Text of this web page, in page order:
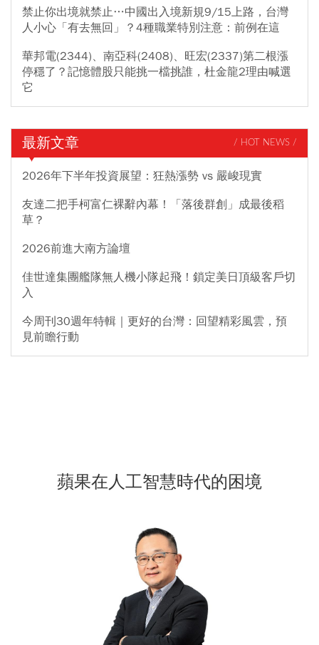
禁止你出境就禁止…中國出入境新規9/15上路，台灣
人小心「有去無回」？4種職業特別注意：前例在這
華邦電(2344)、南亞科(2408)、旺宏(2337)第二根漲
停穩了？記憶體股只能挑一檔挑誰，杜金龍2理由喊選
它
最新文章 / HOT NEWS /
2026年下半年投資展望：狂熱漲勢 vs 嚴峻現實
友達二把手柯富仁裸辭內幕！「落後群創」成最後稻
草？
2026前進大南方論壇
佳世達集團艦隊無人機小隊起飛！鎖定美日頂級客戶切
入
今周刊30週年特輯｜更好的台灣：回望精彩風雲，預
見前瞻行動
蘋果在人工智慧時代的困境